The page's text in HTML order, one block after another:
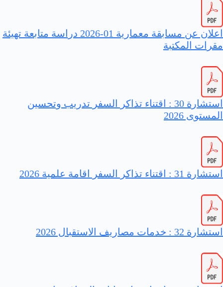
اعلان عن مسابقة معمارية 01-2026 دراسة متابعة تهيئة
مقرات المكتبة
استشارة 30 : اقتناء تذاكر السفر تدريب وتحسين
المستوى 2026
استشارة 31 : اقتناء تذاكر السفر اقامة علمية 2026
استشارة 32 : خدمات مصاريف الاستقبال 2026